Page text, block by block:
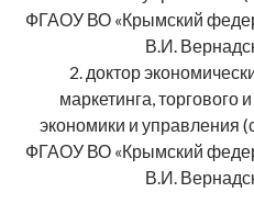
ФГАОУ ВО «Крымский
В.И.
2. доктор
маркетинга, торгового
экономики и управления
ФГАОУ ВО «Крымский
В.И.